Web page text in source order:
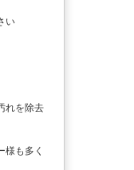
い
れを除去
様も多く